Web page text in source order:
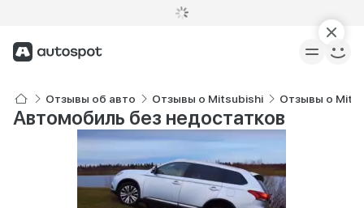
Отзывы об авто Отзывы о Mitsubishi Отзывы о
Автомобиль без недостатков